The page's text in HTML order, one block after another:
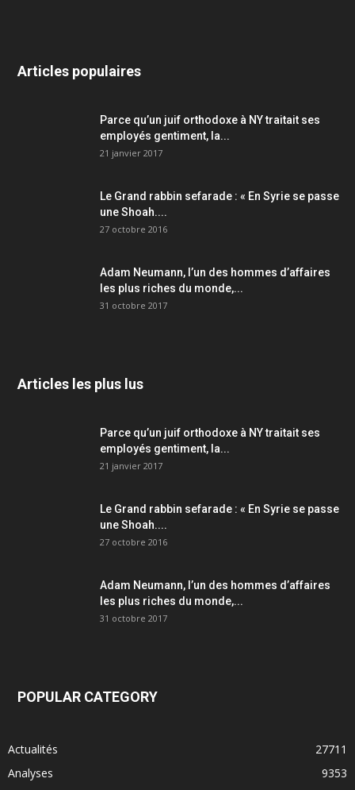
Articles populaires
Parce qu’un juif orthodoxe à NY traitait ses
employés gentiment, la...
21 janvier 2017
Le Grand rabbin sefarade : « En Syrie se passe
une Shoah....
27 octobre 2016
Adam Neumann, l’un des hommes d’affaires
les plus riches du monde,...
31 octobre 2017
Articles les plus lus
Parce qu’un juif orthodoxe à NY traitait ses
employés gentiment, la...
21 janvier 2017
Le Grand rabbin sefarade : « En Syrie se passe
une Shoah....
27 octobre 2016
Adam Neumann, l’un des hommes d’affaires
les plus riches du monde,...
31 octobre 2017
POPULAR CATEGORY
Actualités
27711
Analyses
9353